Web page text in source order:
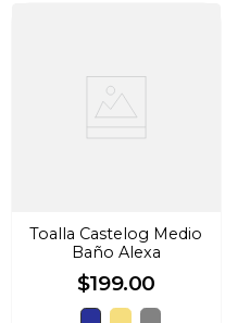
Toalla Castelog Medio
Baño Alexa
$199.00